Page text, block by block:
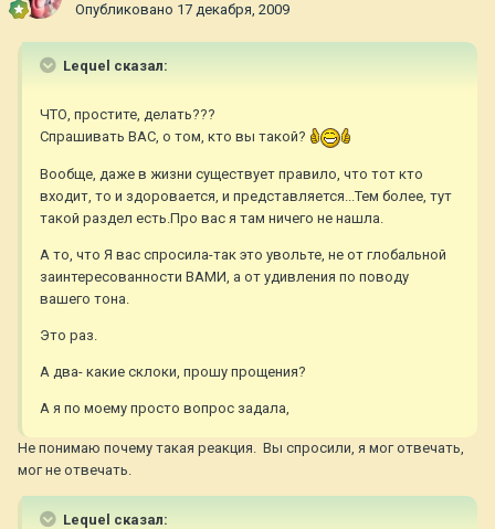
Опубликовано 17 декабря, 2009
Lequel сказал:
ЧТО, простите, делать???
Спрашивать ВАС, о том, кто вы такой?
Вообще, даже в жизни существует правило, что тот кто
входит, то и здоровается, и представляется...Тем более, тут
такой раздел есть.Про вас я там ничего не нашла.
А то, что Я вас спросила-так это увольте, не от глобальной
заинтересованности ВАМИ, а от удивления по поводу
вашего тона.
Это раз.
А два- какие склоки, прошу прощения?
А я по моему просто вопрос задала,
Не понимаю почему такая реакция. Вы спросили, я мог отвечать,
мог не отвечать.
Lequel сказал: